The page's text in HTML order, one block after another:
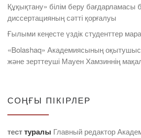
Құқықтану» білім беру
диссертацияның сәтті қорғалуы
Ғылыми кеңесте үздік студенттер
«Bolashaq» Академиясының
және зерттеуші Мауен Хамзиннің
СОҢҒЫ ПІКІРЛЕР
тесттуралы Главный редактор